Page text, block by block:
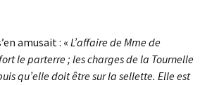
amusait : « L’affaire de Mme de
le parterre ; les charges de la Tournelle
qu’elle doit être sur la sellette. Elle est